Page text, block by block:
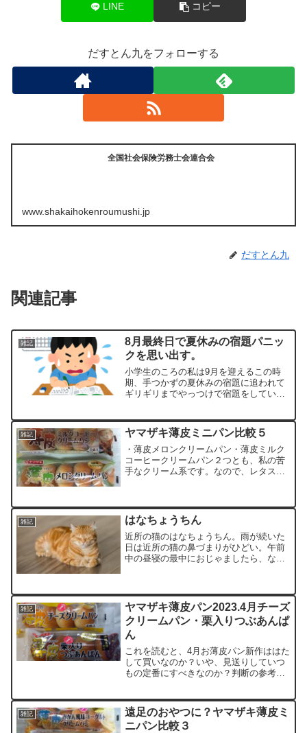
LINE コピー
だすとん九をフォローする
全国社会保険労務士会連合会
www.shakaihokenroumushi.jp
だすとん九
関連記事
雑記
8月最終日で夏休みの宿題パニッ
クを思い出す。
小学生のころの私は9月を迎えるこの時
期、手つかずの夏休みの宿題に追われて
ギリギリまでやっつけで宿題をしていた
ます。夏休み初日から8月第３週までラジ
オ体操犬とじゃれる宿...
雑記 ヤマザキ薄皮ミニパン比較５
・薄皮メロンクリームパン・薄皮ミルク
コーヒークリームパン２つとも、私の苦
手なクリーム系です。なので、レタスと
ルクコーヒークリーム（下に敷いたレタ
スは付属していません）原...
雑記 はなちょうちん
近所の猫のはなちょうちん。雨が続いた
日は近所の猫の鼻づまりがひどい。午前
中の昼寝の最中におじゃましたら、なん
しなかった。出会ってからもう５年以上
たつのに、人間の子供みた...
雑記
ヤマザキ薄皮パン2023.4月チーズ
クリームパン・栗入りつぶあんぱ
ん
これを読むと、4月お薄皮パン新作ははた
して買いなのか？いや、見送りしていつ
もの定番にすべきなのか？判断の参考と
も、1銭（円）も入って来ませんので、好
き勝手に、言わせていただ...
雑記
遠足のおやつに？ヤマザキ薄皮ミ
ニパン比較３